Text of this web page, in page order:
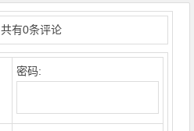
共有0条评论
密码: